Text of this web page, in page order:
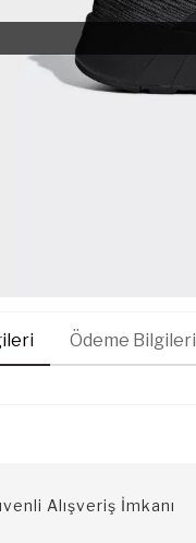
Ödeme Bilgileri
Alışveriş İmkanı